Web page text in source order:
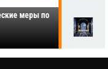
меры по